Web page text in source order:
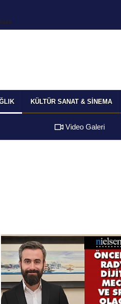
KÜLTÜR SANAT & SINEMA
Video Galeri